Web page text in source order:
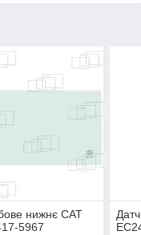
нижнє CAT
5967